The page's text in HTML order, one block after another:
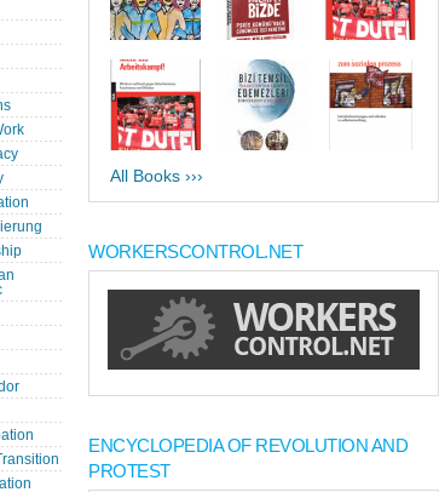
All Books ›››
WORKERSCONTROL.NET
ENCYCLOPEDIA OF REVOLUTION AND
PROTEST